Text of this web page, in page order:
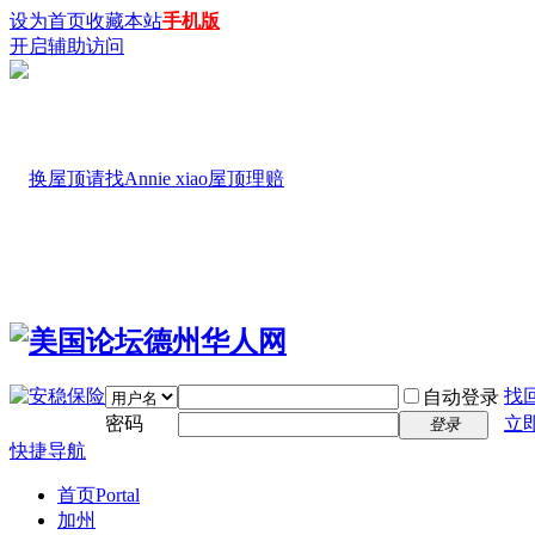
设为首页收藏本站手机版
开启辅助访问
自动登录 找
密码
登录
立
快捷导航
首页Portal
加州